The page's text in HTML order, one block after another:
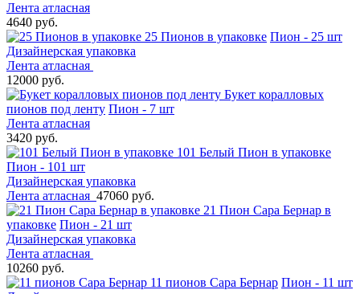
Лента атласная
4640 руб.
25 Пионов в упаковке Пион - 25 шт
Дизайнерская упаковка
Лента атласная
12000 руб.
Букет коралловых
пионов под ленту Пион - 7 шт
Лента атласная
3420 руб.
101 Белый Пион в упаковке
Пион - 101 шт
Дизайнерская упаковка
Лента атласная 47060 руб.
21 Пион Сара Бернар в
упаковке Пион - 21 шт
Дизайнерская упаковка
Лента атласная
10260 руб.
11 пионов Сара Бернар Пион - 11 шт